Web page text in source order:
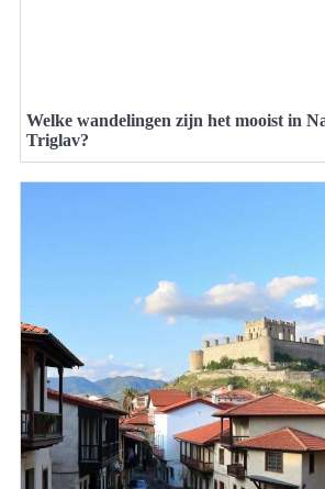
Welke wandelingen zijn het mooist in
Triglav?